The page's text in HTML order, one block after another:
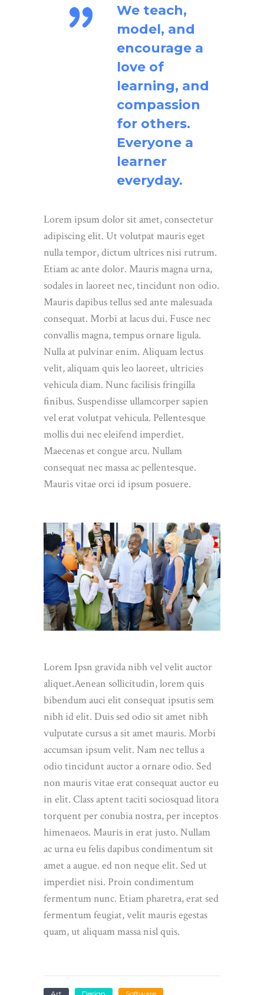
We teach,
model, and
encourage a
love of
learning, and
compassion
for others.
Everyone a
learner
everyday.
Lorem ipsum dolor sit amet, consectetur
adipiscing elit. Ut volutpat mauris eget
nulla tempor, dictum ultrices nisi rutrum.
Etiam ac ante dolor. Mauris magna urna,
sodales in laoreet nec, tincidunt non odio.
Mauris dapibus tellus sed ante malesuada
consequat. Morbi at lacus dui. Fusce nec
convallis magna, tempus ornare ligula.
Nulla at pulvinar enim. Aliquam lectus
velit, aliquam quis leo laoreet, ultricies
vehicula diam. Nunc facilisis fringilla
finibus. Suspendisse ullamcorper sapien
vel erat volutpat vehicula. Pellentesque
mollis dui nec eleifend imperdiet.
Maecenas et congue arcu. Nullam
consequat nec massa ac pellentesque.
Mauris vitae orci id ipsum posuere.
Lorem Ipsn gravida nibh vel velit auctor
aliquet.Aenean sollicitudin, lorem quis
bibendum auci elit consequat ipsutis sem
nibh id elit. Duis sed odio sit amet nibh
vulputate cursus a sit amet mauris. Morbi
accumsan ipsum velit. Nam nec tellus a
odio tincidunt auctor a ornare odio. Sed
non mauris vitae erat consequat auctor eu
in elit. Class aptent taciti sociosquad litora
torquent per conubia nostra, per inceptos
himenaeos. Mauris in erat justo. Nullam
ac urna eu felis dapibus condimentum sit
amet a augue. ed non neque elit. Sed ut
imperdiet nisi. Proin condimentum
fermentum nunc. Etiam pharetra, erat sed
fermentum feugiat, velit mauris egestas
quam, ut aliquam massa nisl quis.